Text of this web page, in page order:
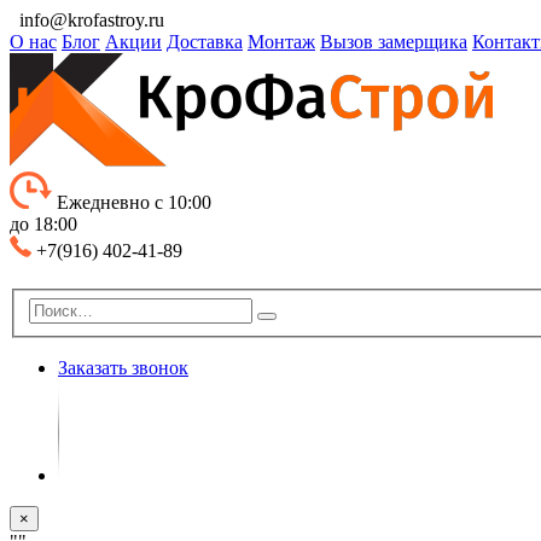
info@krofastroy.ru
О нас Блог Акции Доставка Монтаж Вызов замерщика
Ежедневно с 10:00
до 18:00
+7(916) 402-41-89
Заказать звонок
×